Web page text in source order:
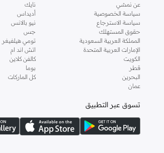
عن نمشي
سياسة الخصوصية
سياسة الاسترجاع
حقوق المستهلك
المملكة العربية السعودية
الإمارات العربية المتحدة
الكويت
قطر
البحرين
عمان
نايك
أديداس
نيو بالانس
جس
تومي هيلفيغر
اتش اند ام
كالفن كلاين
بوما
كل الماركات
تسوق عبر التطبيق